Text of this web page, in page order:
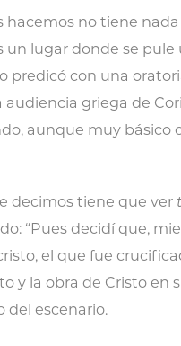
hacemos no tiene
un lugar donde se
predicó con una
audiencia griega de
aunque muy básico
decimos tiene que ver
“Pues decidí que,
el que fue
y la obra de Cristo
del escenario.